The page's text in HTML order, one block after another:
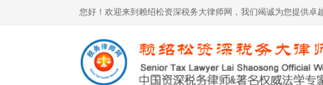
您好！欢迎来到赖绍松资深税务大律师网，我们竭诚为您提供卓